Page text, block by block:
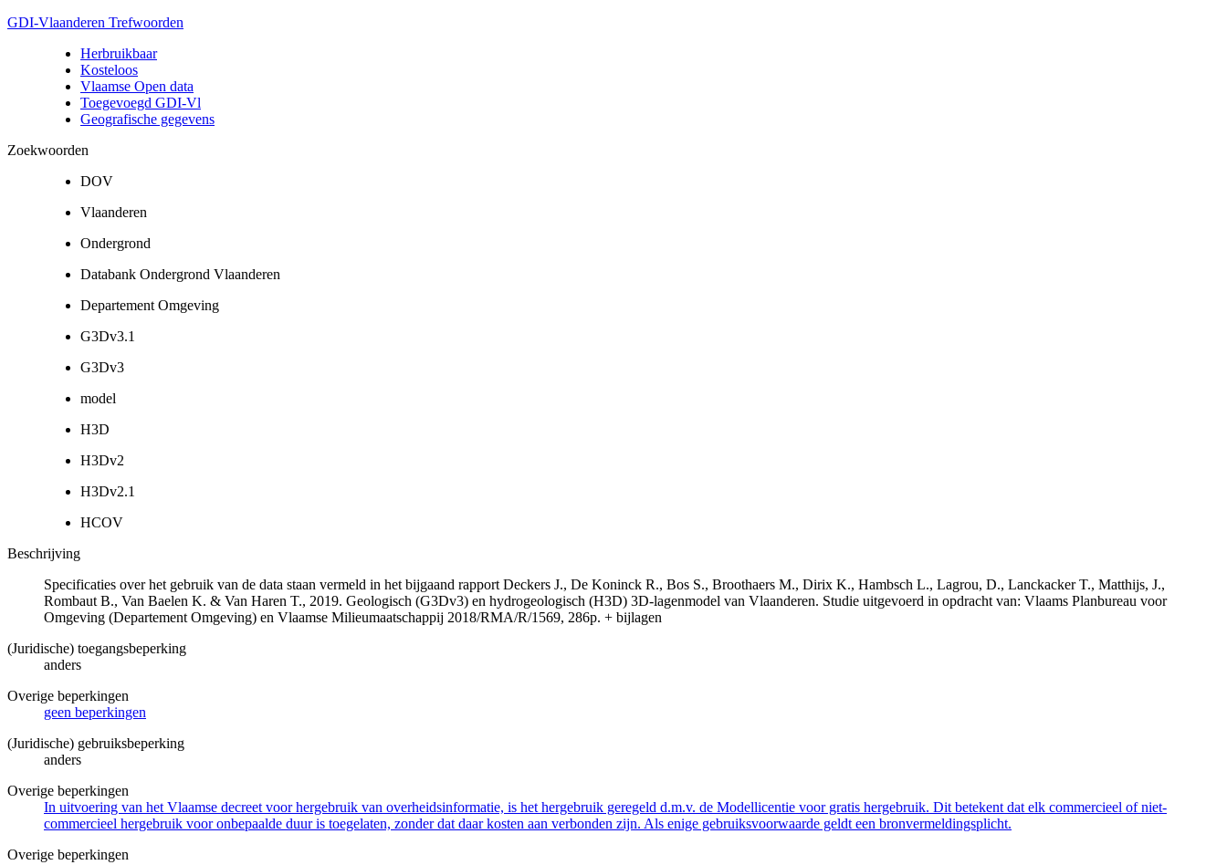
GDI-Vlaanderen Trefwoorden
Herbruikbaar
Kosteloos
Vlaamse Open data
Toegevoegd GDI-Vl
Geografische gegevens
Zoekwoorden
DOV
Vlaanderen
Ondergrond
Databank Ondergrond Vlaanderen
Departement Omgeving
G3Dv3.1
G3Dv3
model
H3D
H3Dv2
H3Dv2.1
HCOV
Beschrijving
Specificaties over het gebruik van de data staan vermeld in het bijgaand rapport Deckers J., De Koninck R., Bos S., Broothaers M., Dirix K., Hambsch L., Lagrou, D., Lanckacker T., Matthijs, J.,
Rombaut B., Van Baelen K. & Van Haren T., 2019. Geologisch (G3Dv3) en hydrogeologisch (H3D) 3D-lagenmodel van Vlaanderen. Studie uitgevoerd in opdracht van: Vlaams Planbureau voor
Omgeving (Departement Omgeving) en Vlaamse Milieumaatschappij 2018/RMA/R/1569, 286p. + bijlagen
(Juridische) toegangsbeperking
anders
Overige beperkingen
geen beperkingen
(Juridische) gebruiksbeperking
anders
Overige beperkingen
In uitvoering van het Vlaamse decreet voor hergebruik van overheidsinformatie, is het hergebruik geregeld d.m.v. de Modellicentie voor gratis hergebruik. Dit betekent dat elk commercieel of niet-
commercieel hergebruik voor onbepaalde duur is toegelaten, zonder dat daar kosten aan verbonden zijn. Als enige gebruiksvoorwaarde geldt een bronvermeldingsplicht.
Overige beperkingen